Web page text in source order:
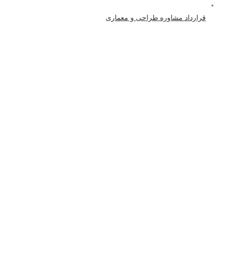
قرارداد مشاوره طراحی و معماری